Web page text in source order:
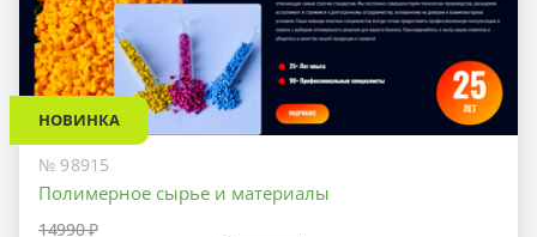
НОВИНКА
№ 98915
Полимерное сырье и материалы
14990 ₽